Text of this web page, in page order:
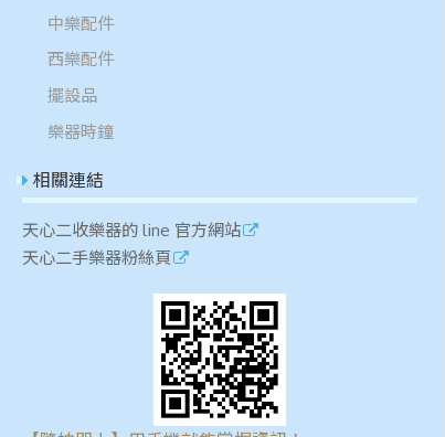
中樂配件
西樂配件
擺設品
樂器時鐘
相關連結
天心二收樂器的 line 官方網站
天心二手樂器粉絲頁